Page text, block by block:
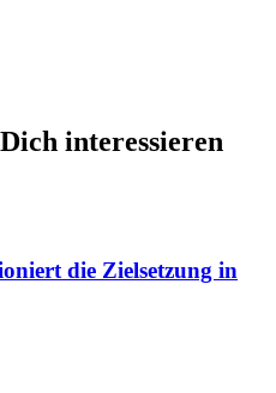
interessieren
die Zielsetzung in